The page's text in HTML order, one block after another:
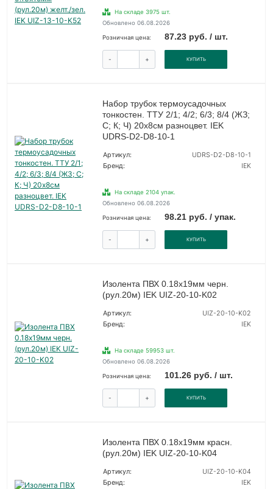
На складе 3975 шт.
Обновлено 06.08.2026
Розничная цена: 87.23 руб. / шт.
- + КУПИТЬ
Набор трубок термоусадочных
тонкостен. ТТУ 2/1; 4/2; 6/3; 8/4 (ЖЗ;
С; К; Ч) 20х8см разноцвет. IEK
UDRS-D2-D8-10-1
Артикул:
UDRS-D2-D8-10-1
Бренд:
IEK
На складе 2104 упак.
Обновлено 06.08.2026
Розничная цена: 98.21 руб. / упак.
- + КУПИТЬ
Изолента ПВХ 0.18х19мм черн.
(рул.20м) IEK UIZ-20-10-K02
Артикул:
UIZ-20-10-K02
Бренд:
IEK
На складе 59953 шт.
Обновлено 06.08.2026
Розничная цена: 101.26 руб. / шт.
- + КУПИТЬ
Изолента ПВХ 0.18х19мм красн.
(рул.20м) IEK UIZ-20-10-K04
Артикул:
UIZ-20-10-K04
Бренд:
IEK